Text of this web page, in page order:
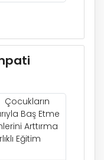
Çocukların
Baş Etme
Arttırma
Eğitim